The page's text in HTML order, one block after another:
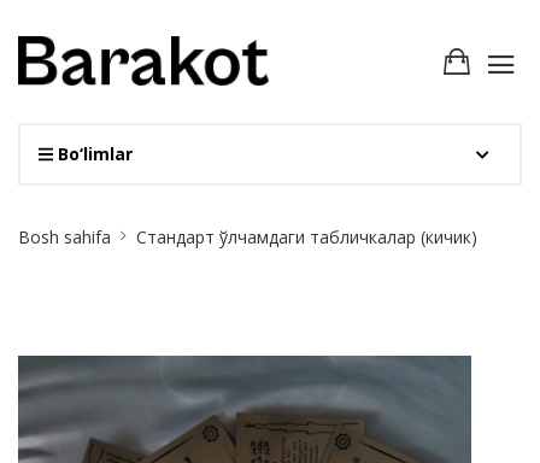
Bo‘limlar
Breadcrumb
Bosh sahifa Стандарт ўлчамдаги табличкалар (кичик)